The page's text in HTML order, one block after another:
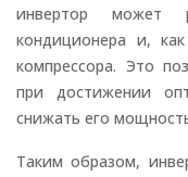
инвертор может
кондиционера и,
компрессора. Это
при достижении
снижать его
Таким образом,